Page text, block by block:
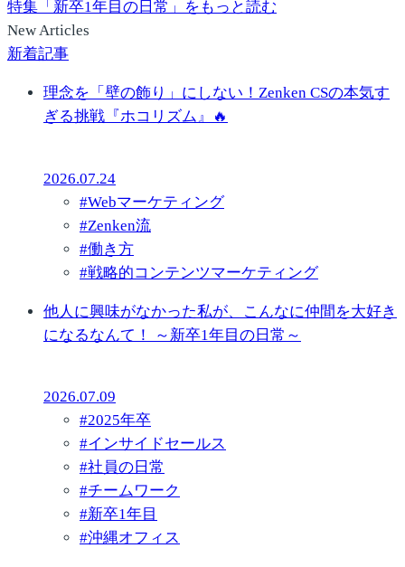
特集「新卒1年目の日常」をもっと読む
New Articles
新着記事
理念を「壁の飾り」にしない！Zenken CSの本気す
ぎる挑戦『ホコリズム』🔥
2026.07.24
#Webマーケティング
#Zenken流
#働き方
#戦略的コンテンツマーケティング
他人に興味がなかった私が、こんなに仲間を大好き
になるなんて！ ～新卒1年目の日常～
2026.07.09
#2025年卒
#インサイドセールス
#社員の日常
#チームワーク
#新卒1年目
#沖縄オフィス